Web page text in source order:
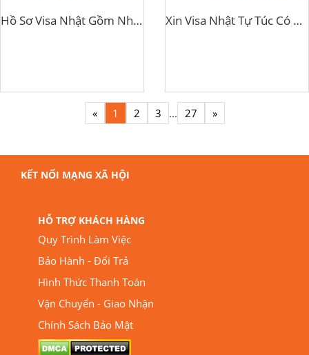
Hồ Sơ Visa Nhật Gồm Những Gì? Cập Nhật Theo Quy Định Mới 2026 Xin Visa Nhật Tự Túc Có Khó Không? Hướng Dẫn Từng Bước
« 1 2 3 ... 27 »
KẾT NỐI MẠNG XÃ HỘI
HỖ TRỢ KHÁCH HÀNG
Quy Trình Làm Việc
Bảo Hành - Đổi Trả
Hình Thức Thanh Toán
Vận Chuyển - Giao Nhận
Chính Sách Bảo Mật